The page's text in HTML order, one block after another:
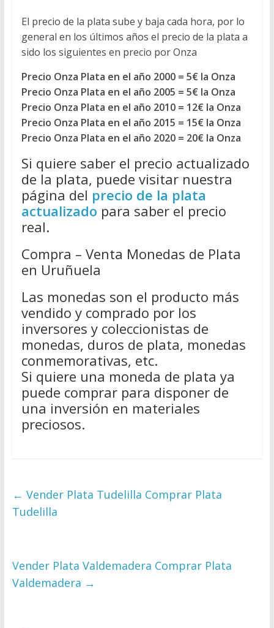
El precio de la plata sube y baja cada hora, por lo
general en los últimos años el precio de la plata a
sido los siguientes en precio por Onza
Precio Onza Plata en el año 2000 = 5€ la Onza
Precio Onza Plata en el año 2005 = 5€ la Onza
Precio Onza Plata en el año 2010 = 12€ la Onza
Precio Onza Plata en el año 2015 = 15€ la Onza
Precio Onza Plata en el año 2020 = 20€ la Onza
Si quiere saber el precio actualizado
de la plata, puede visitar nuestra
página del precio de la plata
actualizado para saber el precio
real.
Compra – Venta Monedas de Plata
en Uruñuela
Las monedas son el producto más
vendido y comprado por los
inversores y coleccionistas de
monedas, duros de plata, monedas
conmemorativas, etc.
Si quiere una moneda de plata ya
puede comprar para disponer de
una inversión en materiales
preciosos.
← Vender Plata Tudelilla Comprar Plata
Tudelilla
Vender Plata Valdemadera Comprar Plata
Valdemadera →